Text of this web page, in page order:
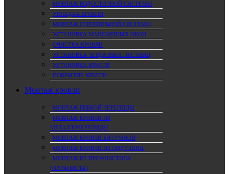
МОНТАЖ ВОДОСТОЧНОЙ СИСТЕМЫ
УКЛАДКА КРОВЛИ
МОНТАЖ СТРОПИЛЬНОЙ СИСТЕМЫ
УСТАНОВКА МАНСАРДНЫХ ОКОН
ОЧИСТКА КРОВЛИ
УСТАНОВКА ЧЕРДАЧНЫХ ЛЕСТНИЦ
УСТАНОВКА КРЫШИ
ПОКРЫТИЕ КРЫШИ
Монтаж кровли
МОНТАЖ ГИБКОЙ ЧЕРЕПИЦЫ
МОНТАЖ КРОВЛИ ИЗ
МЕТАЛЛОЧЕРЕПИЦЫ
МОНТАЖ КРОВЛИ БИТУМНОЙ
МОНТАЖ КРОВЛИ ИЗ ОНДУЛИНА
МОНТАЖ ИЗ ПРОФНАСТИЛА
(ПРОФЛИСТА)